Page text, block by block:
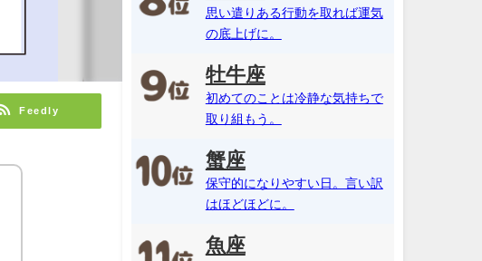
Feedly
思い遣りある行動を取れば運気
の底上げに。
牡牛座
初めてのことは冷静な気持ちで
取り組もう。
蟹座
保守的になりやすい日。言い訳
はほどほどに。
魚座